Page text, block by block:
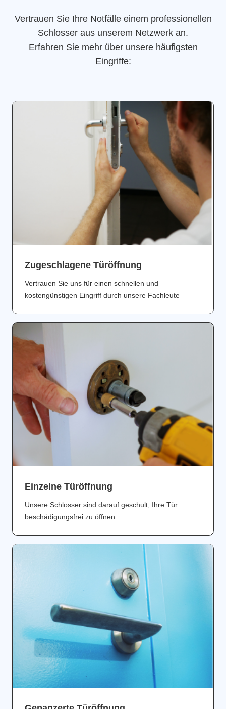
Vertrauen Sie Ihre Notfälle einem professionellen
Schlosser aus unserem Netzwerk an.
Erfahren Sie mehr über unsere häufigsten
Eingriffe:
Zugeschlagene Türöffnung
Vertrauen Sie uns für einen schnellen und
kostengünstigen Eingriff durch unsere Fachleute
Einzelne Türöffnung
Unsere Schlosser sind darauf geschult, Ihre Tür
beschädigungsfrei zu öffnen